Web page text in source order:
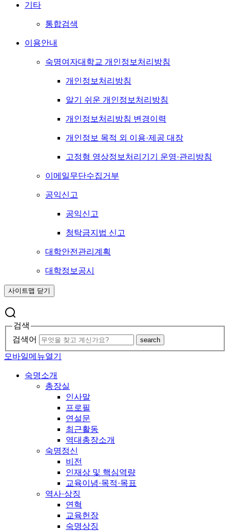
기타
통합검색
이용안내
숙명여자대학교 개인정보처리방침
개인정보처리방침
알기 쉬운 개인정보처리방침
개인정보처리방침 변경이력
개인정보 목적 외 이용·제공 대장
고정형 영상정보처리기기 운영·관리방침
이메일무단수집거부
공익신고
공익신고
청탁금지법 신고
대학안전관리계획
대학정보공시
사이트맵 닫기
검색
검색어
search
모바일메뉴열기
숙명소개
총장실
인사말
프로필
연설문
최근활동
역대총장소개
숙명정신
비전
인재상 및 핵심역량
교육이념·목적·목표
역사·상징
연혁
교육헌장
숙명상징